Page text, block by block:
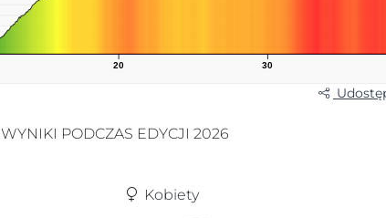
20 30
WYNIKI PODCZAS EDYCJI 2026
Kobiety